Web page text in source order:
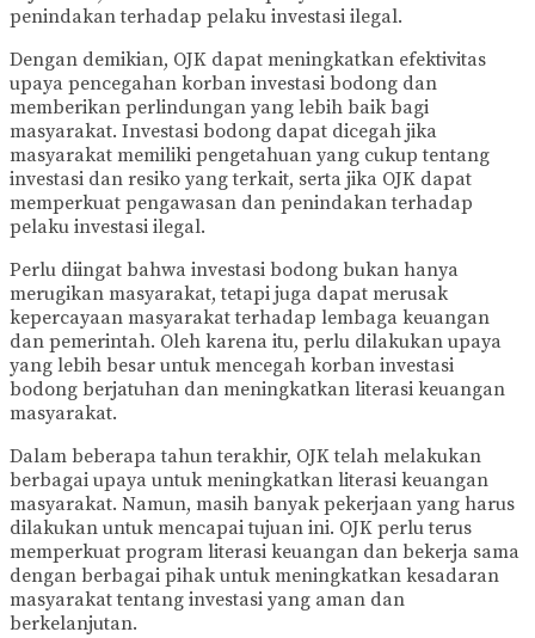
penindakan terhadap pelaku investasi ilegal.
Dengan demikian, OJK dapat meningkatkan efektivitas
upaya pencegahan korban investasi bodong dan
memberikan perlindungan yang lebih baik bagi
masyarakat. Investasi bodong dapat dicegah jika
masyarakat memiliki pengetahuan yang cukup tentang
investasi dan resiko yang terkait, serta jika OJK dapat
memperkuat pengawasan dan penindakan terhadap
pelaku investasi ilegal.
Perlu diingat bahwa investasi bodong bukan hanya
merugikan masyarakat, tetapi juga dapat merusak
kepercayaan masyarakat terhadap lembaga keuangan
dan pemerintah. Oleh karena itu, perlu dilakukan upaya
yang lebih besar untuk mencegah korban investasi
bodong berjatuhan dan meningkatkan literasi keuangan
masyarakat.
Dalam beberapa tahun terakhir, OJK telah melakukan
berbagai upaya untuk meningkatkan literasi keuangan
masyarakat. Namun, masih banyak pekerjaan yang harus
dilakukan untuk mencapai tujuan ini. OJK perlu terus
memperkuat program literasi keuangan dan bekerja sama
dengan berbagai pihak untuk meningkatkan kesadaran
masyarakat tentang investasi yang aman dan
berkelanjutan.